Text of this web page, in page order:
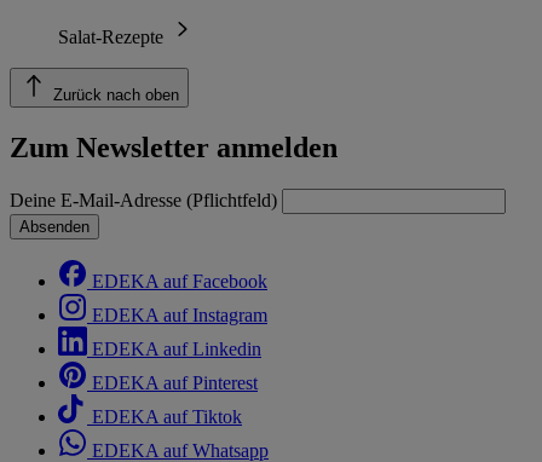
Salat-Rezepte
Zurück nach oben
Zum Newsletter anmelden
Deine E-Mail-Adresse (Pflichtfeld)
Absenden
EDEKA auf Facebook
EDEKA auf Instagram
EDEKA auf Linkedin
EDEKA auf Pinterest
EDEKA auf Tiktok
EDEKA auf Whatsapp